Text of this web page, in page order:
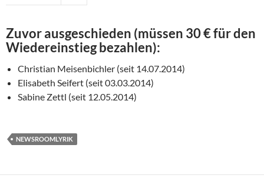
Zuvor ausgeschieden (müssen 30 € für den
Wiedereinstieg bezahlen):
Christian Meisenbichler (seit 14.07.2014)
Elisabeth Seifert (seit 03.03.2014)
Sabine Zettl (seit 12.05.2014)
NEWSROOMLYRIK